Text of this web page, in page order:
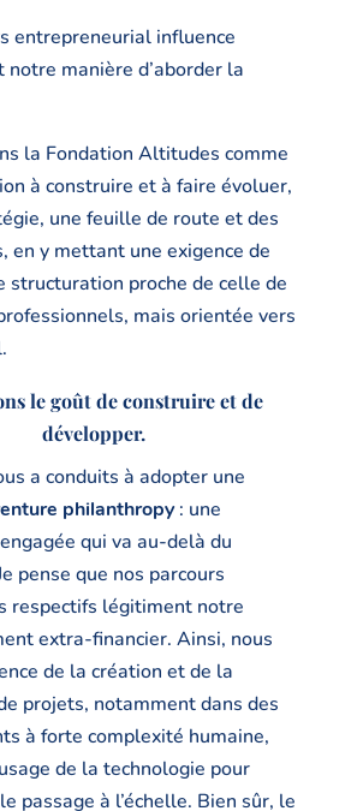
entrepreneurial influence
manière d’aborder la
la Fondation Altitudes comme
à construire et à faire évoluer,
une feuille de route et des
en y mettant une exigence de
structuration proche de celle de
mais orientée vers
le goût de construire et de
développer.
a conduits à adopter une
philanthropy: une
qui va au-delà du
pense que nos parcours
respectifs légitiment notre
extra-financier. Ainsi, nous
de la création et de la
projets, notamment dans des
à forte complexité humaine,
de la technologie pour
passage à l’échelle. Bien sûr, le